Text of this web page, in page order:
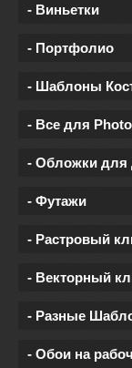
- Виньетки
- Портфолио
- Шаблоны
- Все для
- Обложки для
- Футажи
- Растровый
- Векторный
- Разные
- Обои на